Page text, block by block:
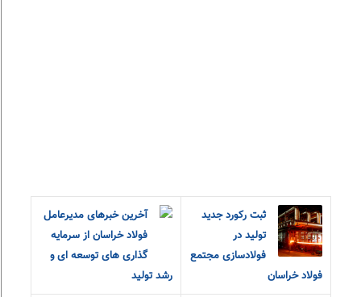
ثبت رکورد جدید
تولید در
فولادسازی مجتمع
فولاد خراسان
آخرین خبرهای مدیرعامل
فولاد خراسان از سرمایه
گذاری های توسعه ای و
رشد تولید